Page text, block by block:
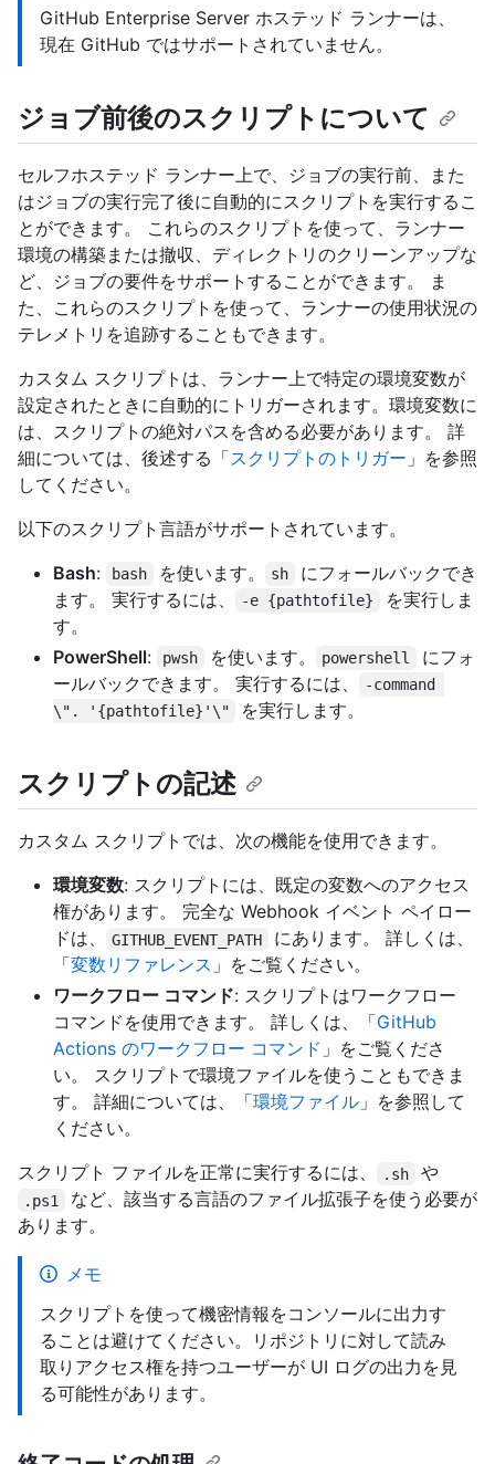
GitHub Enterprise Server ホステッド ランナーは、
現在 GitHub ではサポートされていません。
ジョブ前後のスクリプトについて
セルフホステッド ランナー上で、ジョブの実行前、また
はジョブの実行完了後に自動的にスクリプトを実行するこ
とができます。 これらのスクリプトを使って、ランナー
環境の構築または撤収、ディレクトリのクリーンアップな
ど、ジョブの要件をサポートすることができます。 ま
た、これらのスクリプトを使って、ランナーの使用状況の
テレメトリを追跡することもできます。
カスタム スクリプトは、ランナー上で特定の環境変数が
設定されたときに自動的にトリガーされます。環境変数に
は、スクリプトの絶対パスを含める必要があります。 詳
細については、後述する「スクリプトのトリガー 」を参照
してください。
以下のスクリプト言語がサポートされています。
Bash: bash を使います。 sh
にフォールバックでき
ます。 実行するには、
-e {pathtofile}
を実行しま
す。
PowerShell: pwsh を使います。 powershell
にフォ
ールバックできます。 実行するには、
-command
\". '{pathtofile}'\"
を実行します。
スクリプトの記述
カスタム スクリプトでは、次の機能を使用できます。
環境変数: スクリプトには、既定の変数へのアクセス
権があります。 完全な Webhook イベント ペイロー
ドは、
GITHUB_EVENT_PATH
にあります。 詳しくは、
「変数リファレンス 」をご覧ください。
ワークフロー コマンド: スクリプトはワークフロー
コマンドを使用できます。 詳しくは、「GitHub
Actions のワークフロー コマンド 」をご覧くださ
い。 スクリプトで環境ファイルを使うこともできま
す。 詳細については、「環境ファイル 」を参照して
ください。
スクリプト ファイルを正常に実行するには、
.sh や
.ps1
など、該当する言語のファイル拡張子を使う必要が
あります。
メモ
スクリプトを使って機密情報をコンソールに出力す
ることは避けてください。リポジトリに対して読み
取りアクセス権を持つユーザーが UI ログの出力を見
る可能性があります。